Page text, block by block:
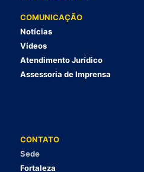
COMUNICAÇÃO
Notícias
Vídeos
Atendimento Jurídico
Assessoria de Imprensa
CONTATO
Sede
Fortaleza